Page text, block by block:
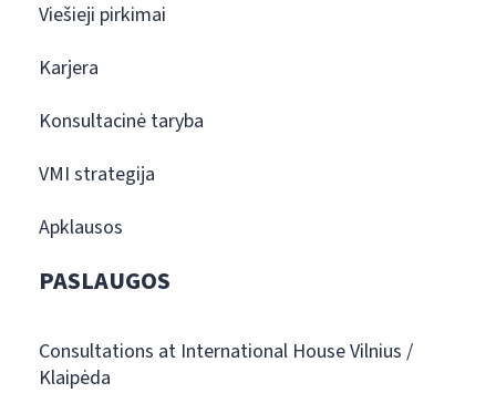
Viešieji pirkimai
Karjera
Konsultacinė taryba
VMI strategija
Apklausos
PASLAUGOS
Consultations at International House Vilnius /
Klaipėda